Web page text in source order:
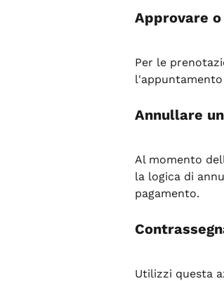
Approvare
Per le
Annullare
Al momento
la logica di
pagamento.
Utilizzi questa